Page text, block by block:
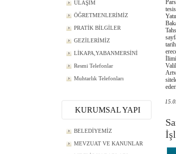
ULAŞIM
ÖĞRETMENLERİMİZ
PRATİK BİLGİLER
GEZİLERİMİZ
LİKAPA,YABANMERSİNİ
Resmi Telefonlar
Muhtarlık Telefonları
KURUMSAL YAPI
BELEDİYEMİZ
MEVZUAT VE KANUNLAR